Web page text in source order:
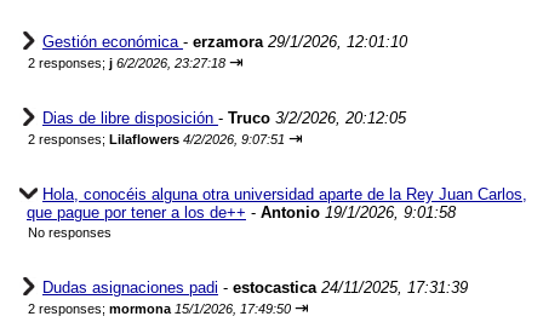
Gestión económica - erzamora 29/1/2026, 12:01:10
2 responses; j 6/2/2026, 23:27:18 ⇥
Dias de libre disposición - Truco 3/2/2026, 20:12:05
2 responses; Lilaflowers 4/2/2026, 9:07:51 ⇥
Hola, conocéis alguna otra universidad aparte de la Rey Juan Carlos,
que pague por tener a los de++ - Antonio 19/1/2026, 9:01:58
No responses
Dudas asignaciones padi - estocastica 24/11/2025, 17:31:39
2 responses; mormona 15/1/2026, 17:49:50 ⇥